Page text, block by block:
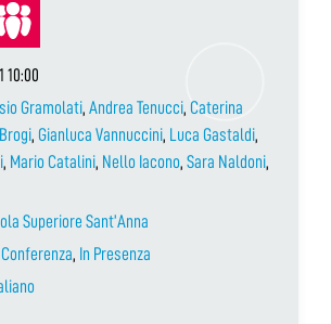
10:00
Gramolati, Andrea Tenucci, Caterina
, Gianluca Vannuccini, Luca Gastaldi,
, Mario Catalini, Nello Iacono, Sara Naldoni,
Superiore Sant’Anna
Conferenza, In Presenza